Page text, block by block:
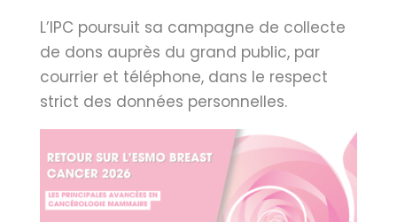
L’IPC poursuit sa campagne de collecte
de dons auprès du grand public, par
courrier et téléphone, dans le respect
strict des données personnelles.